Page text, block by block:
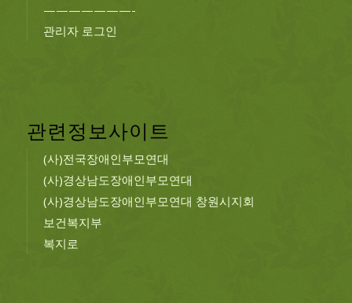
———————-
관리자 로그인
관련정보사이트
(사)전국장애인부모연대
(사)경상남도장애인부모연대
(사)경상남도장애인부모연대 창원시지회
보건복지부
복지로